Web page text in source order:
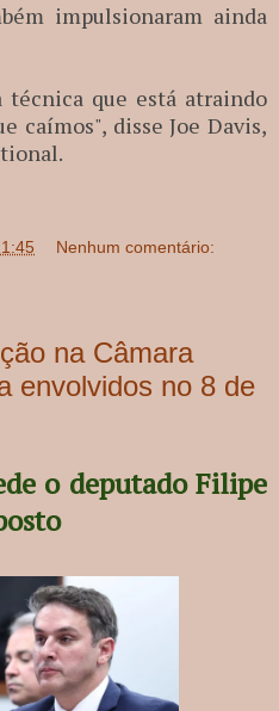
impulsionaram ainda
técnica que está atraindo
caímos", disse Joe Davis,
Nenhum comentário:
na Câmara
envolvidos no 8 de
o deputado Filipe